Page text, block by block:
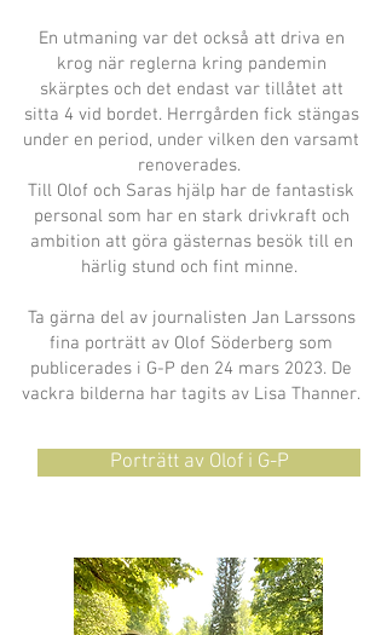
En utmaning var det också att driva en
krog när reglerna kring pandemin
skärptes och det endast var tillåtet att
sitta 4 vid bordet. Herrgården fick stängas
under en period, under vilken den varsamt
renoverades.
Till Olof och Saras hjälp har de fantastisk
personal som har en stark drivkraft och
ambition att göra gästernas besök till en
härlig stund och fint minne.
Ta gärna del av journalisten Jan Larssons
fina porträtt av Olof Söderberg som
publicerades i G-P den 24 mars 2023. De
vackra bilderna har tagits av Lisa Thanner.
Porträtt av Olof i G-P